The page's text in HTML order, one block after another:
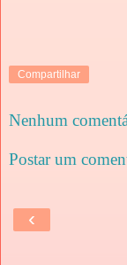
Compartilhar
Nenhum
Postar um
‹